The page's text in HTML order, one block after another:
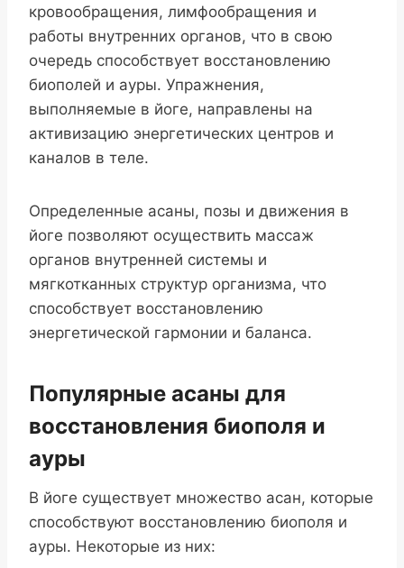
кровообращения, лимфообращения и
работы внутренних органов, что в свою
очередь способствует восстановлению
биополей и ауры. Упражнения,
выполняемые в йоге, направлены на
активизацию энергетических центров и
каналов в теле.
Определенные асаны, позы и движения в
йоге позволяют осуществить массаж
органов внутренней системы и
мягкотканных структур организма, что
способствует восстановлению
энергетической гармонии и баланса.
Популярные асаны для
восстановления биополя и
ауры
В йоге существует множество асан, которые
способствуют восстановлению биополя и
ауры. Некоторые из них: